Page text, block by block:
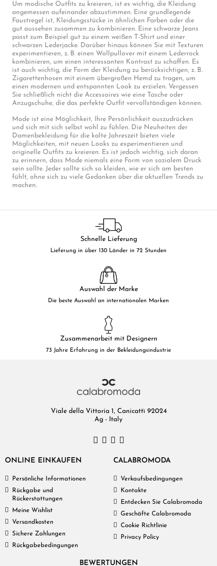
Um modische Outfits zu kreieren, ist es wichtig, die Kleidung
angemessen aufeinander abzustimmen. Eine grundlegende
Faustregel ist, Kleidungsstücke in ähnlichen Farben oder die
gut aussehen zusammen zu kombinieren. Eine schwarze Jeans
passt zum Beispiel gut zu einem weißen T-Shirt und einer
schwarzen Lederjacke. Darüber hinaus können Sie mit Texturen
experimentieren, z. B. einen Wollpullover mit einem Lederrock
kombinieren, um einen interessanten Kontrast zu schaffen. Es
ist auch wichtig, die Form der Kleidung zu berücksichtigen, z. B.
Zigarettenhosen mit einem übergroßen Hemd zu tragen, um
einen modernen und entspannten Look zu erzielen. Vergessen
Sie schließlich nicht die Accessoires wie eine Tasche oder
Anzugschuhe, die das perfekte Outfit vervollständigen können.
Mode ist eine Möglichkeit, Ihre Persönlichkeit auszudrücken
und sich mit sich selbst wohl zu fühlen. Die Neuheiten der
Damenbekleidung für die kalte Jahreszeit bieten viele
Möglichkeiten, mit neuen Looks zu experimentieren und
originelle Outfits zu kreieren. Es ist jedoch wichtig, sich daran
zu erinnern, dass Mode niemals eine Form von sozialem Druck
sein sollte. Jeder sollte sich so kleiden, wie er sich am besten
fühlt, ohne sich zu viele Gedanken über die aktuellen Trends zu
machen.
Schnelle Lieferung
Lieferung in über 130 Länder in 72 Stunden
Auswahl der Marke
Die beste Auswahl an internationalen Marken
Zusammenarbeit mit Designern
73 Jahre Erfahrung in der Bekleidungsindustrie
Viale della Vittoria 1, Canicattì 92024
Ag - Italy
ONLINE EINKAUFEN
Persönliche Informationen
Rückgabe und
Rückerstattungen
Meine Wishlist
Versandkosten
Sichere Zahlungen
Rückgabebedingungen
CALABROMODA
Verkaufsbedingungen
Kontakte
Entdecken Sie Calabromoda
Geschäfte Calabromoda
Cookie Richtlinie
Privacy Policy
BEWERTUNGEN